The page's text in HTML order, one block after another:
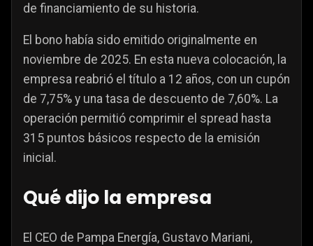
de financiamiento de su historia.
El bono había sido emitido originalmente en
noviembre de 2025. En esta nueva colocación, la
empresa reabrió el título a 12 años, con un cupón
de 7,75% y una tasa de descuento de 7,60%. La
operación permitió comprimir el spread hasta
315 puntos básicos respecto de la emisión
inicial.
Qué dijo la empresa
El CEO de Pampa Energía, Gustavo Mariani,